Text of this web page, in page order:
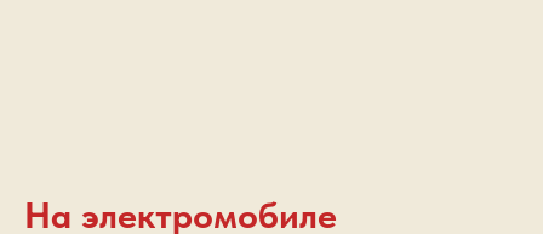
На электромобиле